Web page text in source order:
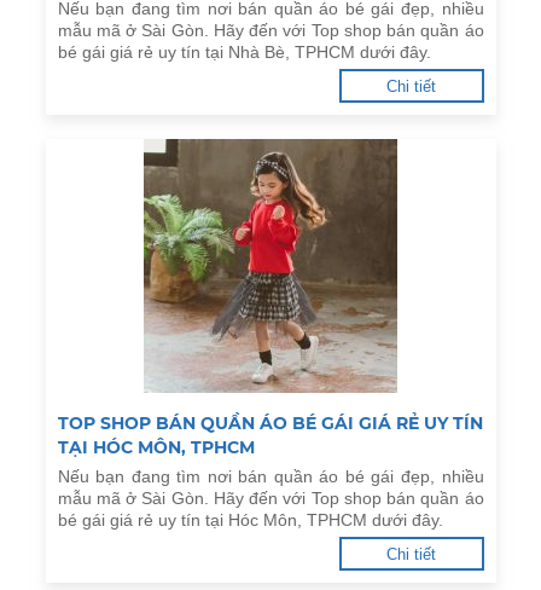
Nếu bạn đang tìm nơi bán quần áo bé gái đẹp, nhiều
mẫu mã ở Sài Gòn. Hãy đến với Top shop bán quần áo
bé gái giá rẻ uy tín tại Nhà Bè, TPHCM dưới đây.
Chi tiết
TOP SHOP BÁN QUẦN ÁO BÉ GÁI GIÁ RẺ UY TÍN
TẠI HÓC MÔN, TPHCM
Nếu bạn đang tìm nơi bán quần áo bé gái đẹp, nhiều
mẫu mã ở Sài Gòn. Hãy đến với Top shop bán quần áo
bé gái giá rẻ uy tín tại Hóc Môn, TPHCM dưới đây.
Chi tiết